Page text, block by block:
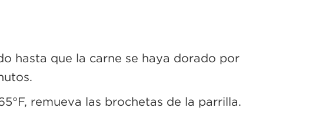
hasta que la carne se haya dorado por
remueva las brochetas de la parrilla.